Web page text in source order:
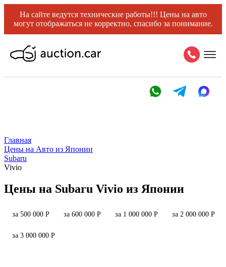
На сайте ведутся технические работы!!! Цены на авто
могут отображаться не корректно, спасибо за понимание.
Главная
Цены на Авто из Японии
Subaru
Vivio
Цены на Subaru Vivio из Японии
за 500 000 Р за 600 000 Р за 1 000 000 Р за 2 000 000 Р
за 3 000 000 Р